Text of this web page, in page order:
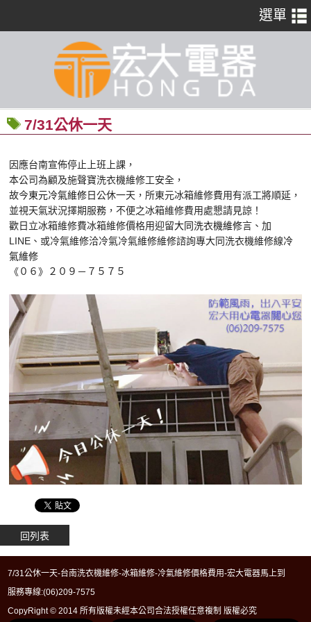
7/31公休一天
因應台南宣佈停止上班上課，
本公司為顧及施聲寶洗衣機維修工安全，
故今東元冷氣維修日公休一天，所東元冰箱維修費用有派工將順延，
並視天氣狀況擇期服務，不便之冰箱維修費用處懇請見諒！
歡日立冰箱維修費冰箱維修價格用迎留大同洗衣機維修言、加
LINE、或冷氣維修洽冷氣冷氣維修維修諮詢專大同洗衣機維修線冷
氣維修
《０６》２０９－７５７５
回列表
7/31公休一天-台南洗衣機維修-冰箱維修-冷氣維修價格費用-宏大電器馬上到
服務專線:(06)209-7575
CopyRight © 2014 所有版權未經本公司合法授權任意複制 版權必究